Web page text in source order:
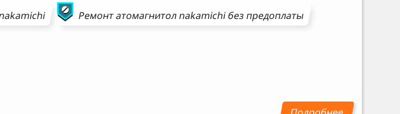
Ремонтатомагнитолnakamichiбез предоплаты